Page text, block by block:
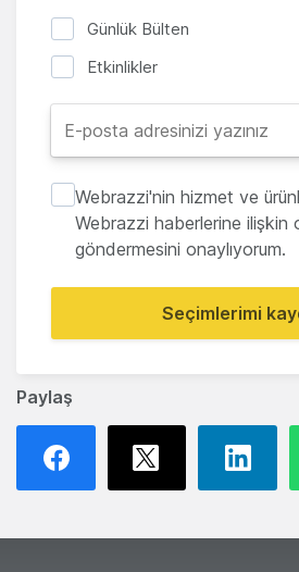
Paylaş
Günlük Bülten
Etkinlikler
Webrazzi'nin hizmet ve
Webrazzi haberlerine ilişkin
göndermesini onaylıyorum.
Seçimlerimi